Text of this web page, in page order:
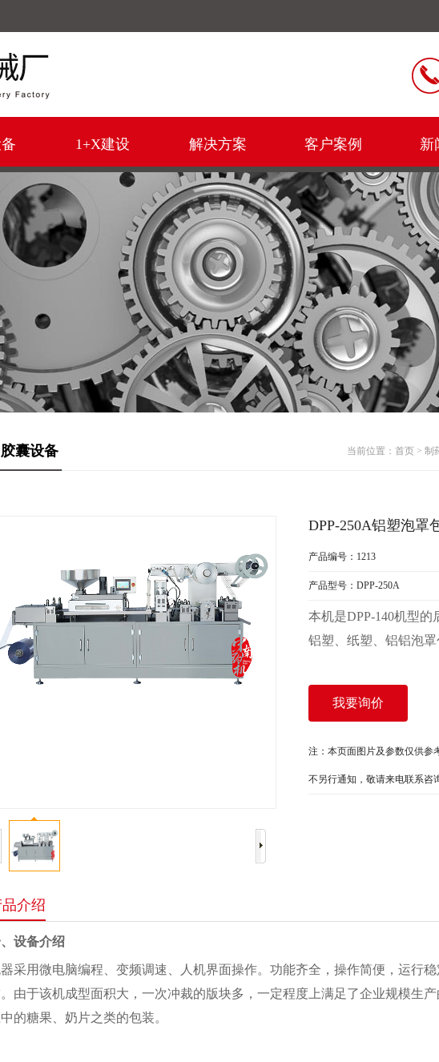
1+X建设 解决方案 客户案例 新
胶囊设备 当前位置： 首页 > 制
DPP-250A铝塑泡罩
产品编号：1213
产品型号：DPP-250A
本机是DPP-140机型的
铝塑、纸塑、铝铝泡罩
我要询价
注：本页面图片及参数仅供参
不另行通知，敬请来电联系咨
品介绍
设备介绍
采用微电脑编程、变频调速、人机界面操作。功能齐全，操作简便，运行
由于该机成型面积大，一次冲裁的版块多，一定程度上满足了企业规模生
的糖果、奶片之类的包装。